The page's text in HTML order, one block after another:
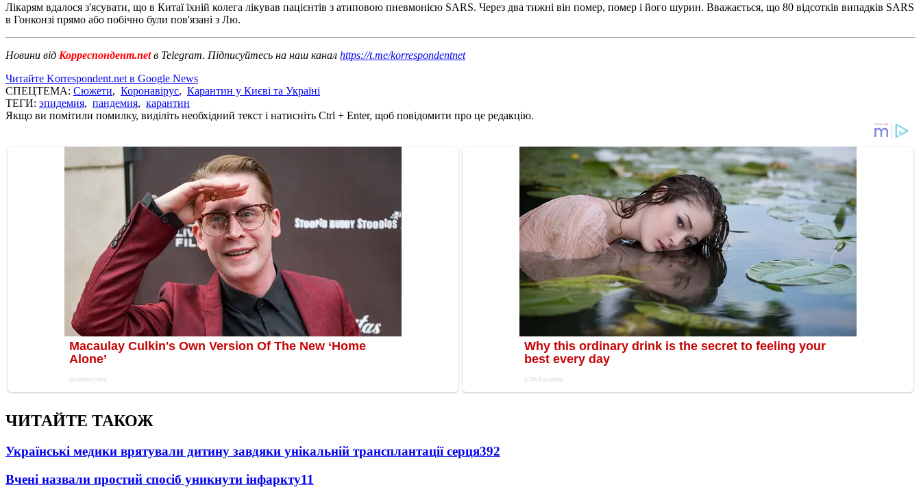
Лікарям вдалося з'ясувати, що в Китаї їхній колега лікував пацієнтів з атиповою пневмонією SARS. Через два тижні він помер, помер і його шурин. Вважається, що 80 відсотків випадків SARS
в Гонконзі прямо або побічно були пов'язані з Лю.
Новини від Корреспондент.netв Telegram. Підписуйтесь на наш канал https://t.me/korrespondentnet
Читайте Korrespondent.net в Google News
СПЕЦТЕМА: Сюжети, Коронавірус, Карантин у Києві та Україні
ТЕГИ: эпидемия, пандемия, карантин
Якщо ви помітили помилку, виділіть необхідний текст і натисніть Ctrl + Enter, щоб повідомити про це редакцію.
ЧИТАЙТЕ ТАКОЖ
Українські медики врятували дитину завдяки унікальній трансплантації серця392
Вчені назвали простий спосіб уникнути інфаркту11